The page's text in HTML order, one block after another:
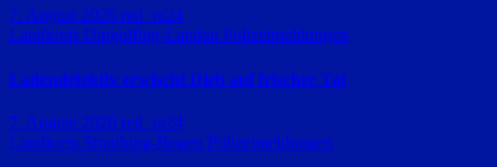
7. August 2026 red_ra24
Landkreis Dingolfing-Landau Polizeimeldungen
Ladendetektiv erwischt Dieb auf frischer Tat
7. August 2026 red_ra24
Landkreis Straubing-Bogen Polizeimeldungen